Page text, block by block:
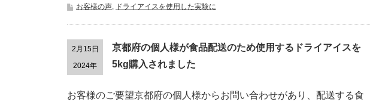
お客様の声, ドライアイスを使用した実験に
2月15日
2024年
京都府の個人様が食品配送のため使用するドライアイスを
5kg購入されました
お客様のご要望京都府の個人様からお問い合わせがあり、配送する食